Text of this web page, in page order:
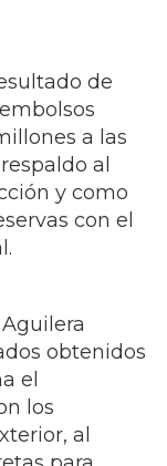
de
a las
al
y como
con el
obtenidos
el
los
al